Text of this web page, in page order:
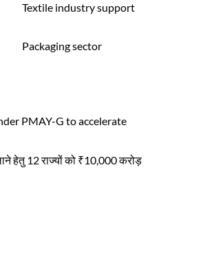
Textile industry support
Packaging sector
PMAY-G to accelerate
हेतु 12 राज्यों को ₹10,000 करोड़